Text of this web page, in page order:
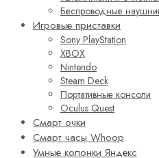
Беспроводные
Игровые приставки
Sony PlayStation
XBOX
Nintendo
Steam Deck
Портативные консоли
Oculus Quest
Смарт очки
Смарт часы Whoop
Умные колонки Яндекс